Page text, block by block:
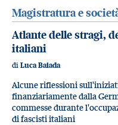
Magistratura e
Atlante delle stragi,
italiani
di Luca Baiada
Alcune riflessioni
finanziariamente dalla
commesse durante
di fascisti italiani